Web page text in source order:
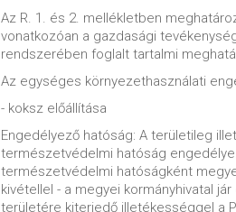
Az R. 1. és 2. mellékletben
vonatkozóan a gazdasági
rendszerében foglalt tartalmi
Az egységes környezethasználati
- koksz előállítása
Engedélyező hatóság: A területileg
természetvédelmi hatóság
természetvédelmi hatóságként
kivétellel - a megyei kormányhivatal
területére kiterjedő illetékességgel a